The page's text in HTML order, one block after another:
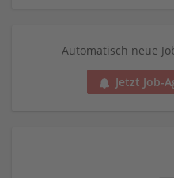
Automatisch neue
Jetzt Job-